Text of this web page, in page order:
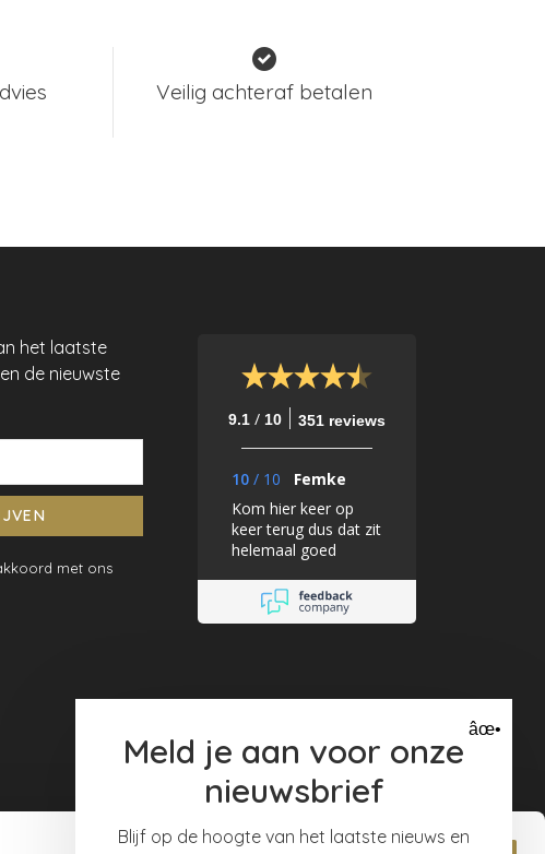
Veilig achteraf betalen
het laatste
de nieuwste
met ons
9.1 / 10 351 reviews
10 / 10
Femke
Kom hier keer op
keer terug dus dat zit
helemaal goed
âœ•
Meld je aan voor onze
nieuwsbrief
Blijf op de hoogte van het laatste nieuws en